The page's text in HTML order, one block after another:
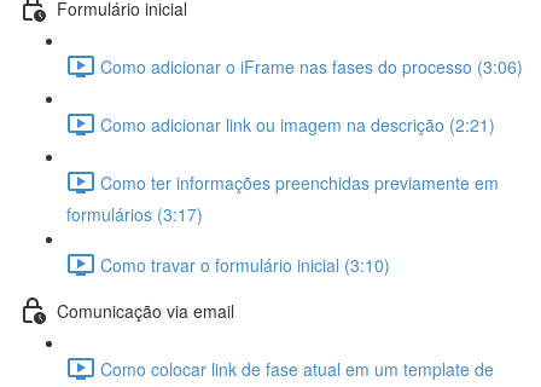
Formulário inicial
Como adicionar o iFrame nas fases do processo (3:06)
Como adicionar link ou imagem na descrição (2:21)
Como ter informações preenchidas previamente em
formulários (3:17)
Como travar o formulário inicial (3:10)
Comunicação via email
Como colocar link de fase atual em um template de